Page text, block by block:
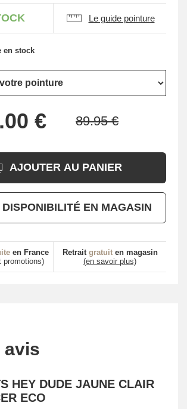
Le guide pointure
en stock
AJOUTER AU PANIER
EN MAGASIN
en France
promotions)
Retrait gratuiten magasin
(en savoir plus)
avis
HEY DUDE JAUNE CLAIR
ECO